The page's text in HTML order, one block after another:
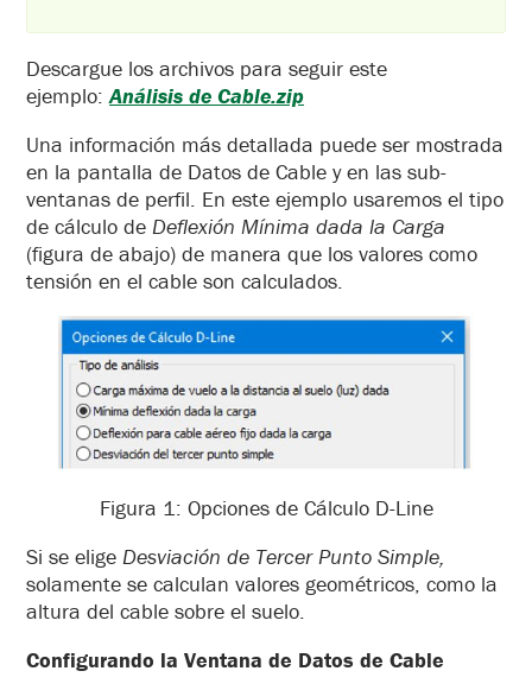
Descargue los archivos para seguir este
ejemplo:Análisis de Cable.zip
Una información más detallada puede ser mostrada
en la pantalla de Datos de Cable y en las sub-
ventanas de perfil. En este ejemplo usaremos el tipo
de cálculo de Deflexión Mínima dada la Carga
(figura de abajo) de manera que los valores como
tensión en el cable son calculados.
Figura 1: Opciones de Cálculo D-Line
Si se elige Desviación de Tercer Punto Simple,
solamente se calculan valores geométricos, como la
altura del cable sobre el suelo.
Configurando la Ventana de Datos de Cable